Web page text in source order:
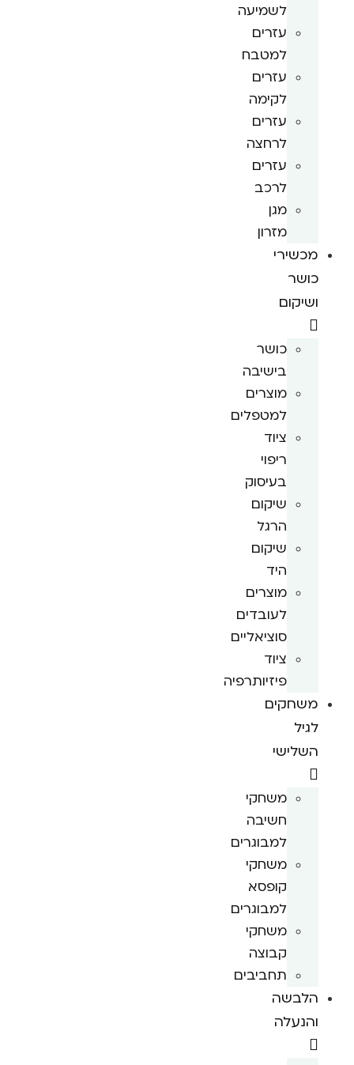
לשמיעה
עזרים
למטבח
עזרים
לקימה
עזרים
לרחצה
עזרים
לרכב
מגן
מזרון
מכשירי
כושר
ושיקום
כושר
בישיבה
מוצרים
למטפלים
ציוד
ריפוי
בעיסוק
שיקום
הרגל
שיקום
היד
מוצרים
לעובדים
סוציאליים
ציוד
פיזיותרפיה
משחקים
לגיל
השלישי
משחקי
חשיבה
למבוגרים
משחקי
קופסא
למבוגרים
משחקי
קבוצה
תחביבים
הלבשה
והנעלה